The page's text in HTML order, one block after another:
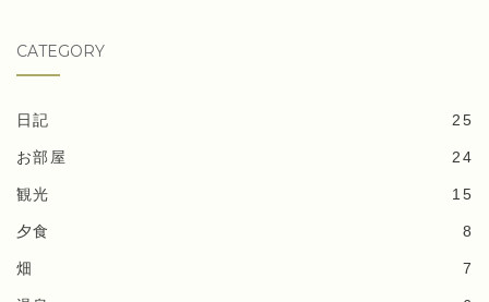
CATEGORY
日記 25
お部屋 24
観光 15
夕食 8
畑 7